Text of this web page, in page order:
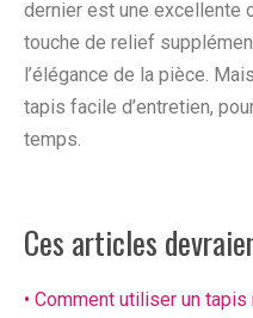
dernier est une excellente
touche de relief
l’élégance de la pièce.
tapis facile d’entretien,
temps.
Ces articles
• Comment utiliser un tapis